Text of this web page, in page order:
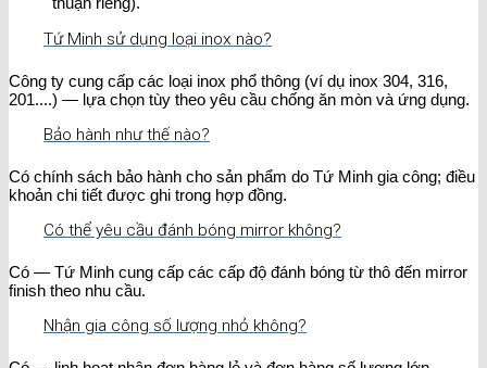
Tứ Minh sử dụng loại inox nào?
Công ty cung cấp các loại inox phổ thông (ví dụ inox 304, 316,
201....) — lựa chọn tùy theo yêu cầu chống ăn mòn và ứng dụng.
Bảo hành như thế nào?
Có chính sách bảo hành cho sản phẩm do Tứ Minh gia công; điều
khoản chi tiết được ghi trong hợp đồng.
Có thể yêu cầu đánh bóng mirror không?
Có — Tứ Minh cung cấp các cấp độ đánh bóng từ thô đến mirror
finish theo nhu cầu.
Nhận gia công số lượng nhỏ không?